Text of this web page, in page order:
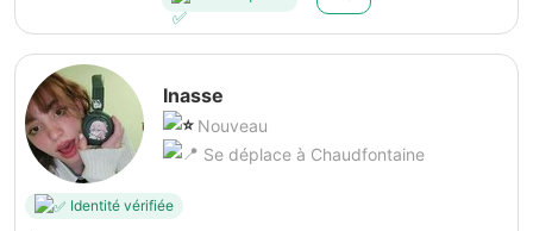
Inasse
Nouveau
Se déplace à Chaudfontaine
Identité vérifiée